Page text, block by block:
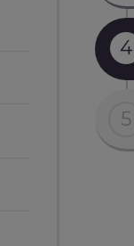
4
5